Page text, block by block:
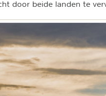
door beide landen te